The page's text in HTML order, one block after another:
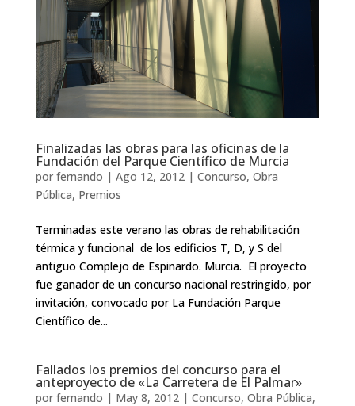
Finalizadas las obras para las oficinas de la
Fundación del Parque Científico de Murcia
por fernando | Ago 12, 2012| Concurso, Obra
Pública, Premios
Terminadas este verano las obras de rehabilitación
térmica y funcional de los edificios T, D, y S del
antiguo Complejo de Espinardo. Murcia. El proyecto
fue ganador de un concurso nacional restringido, por
invitación, convocado por La Fundación Parque
Científico de...
Fallados los premios del concurso para el
anteproyecto de «La Carretera de El Palmar»
por fernando | May 8, 2012| Concurso, Obra Pública,